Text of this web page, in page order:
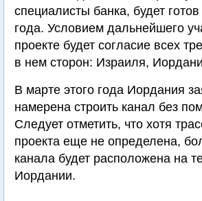
специалисты банка, будет
года. Условием дальнейшего
проекте будет согласие всех
в нем сторон: Израиля,
В марте этого года Иордания
намерена строить канал без
Следует отметить, что хотя
проекта еще не определена,
канала будет расположена на
Иордании.